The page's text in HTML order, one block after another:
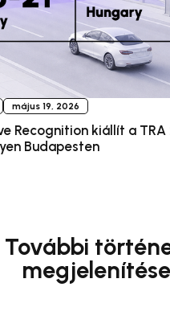
május 19, 2026
Recognition kiállít a TRA
Budapesten
További